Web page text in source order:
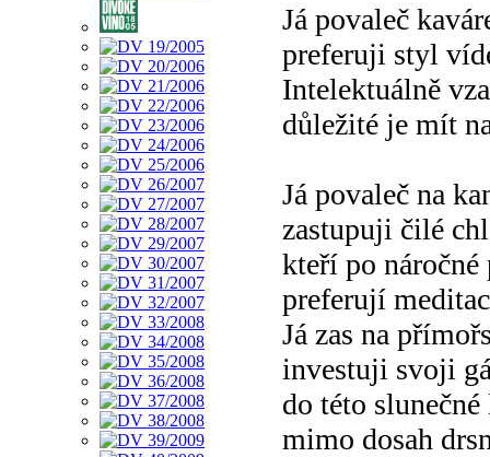
Já povaleč
preferuji styl
Intelektuálně
důležité je mít
Já povaleč na
zastupuji čilé
kteří po náročné
preferují
Já zas na
investuji svoji
do této slunečné
mimo dosah